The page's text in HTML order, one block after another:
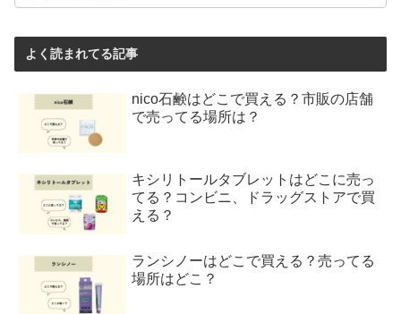
よく読まれてる記事
nico石鹸はどこで買える？市販の店舗
で売ってる場所は？
キシリトールタブレットはどこに売っ
てる？コンビニ、ドラッグストアで買
える？
ランシノーはどこで買える？売ってる
場所はどこ？